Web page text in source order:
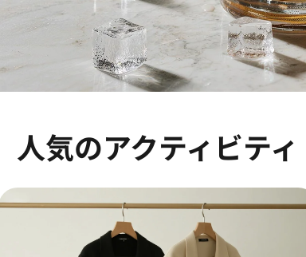
人気のアクティビティ